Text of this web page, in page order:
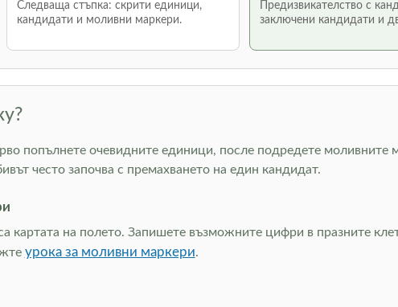
Следваща стъпка: скрити единици,
кандидати и моливни маркери.
Предизвикателство с
заключени кандидати и
попълнете очевидните единици, после подредете
често започва с премахването на един кандидат.
картата на полето. Запишете възможните цифри в празните
урока за моливни маркери.